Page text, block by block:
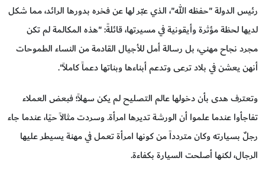
رئيس الدولة "حفظه الله"، الذي عبّر لها عن فخره بدورها الرائد، مما شكل
لديها لحظة مؤثرة وأيقونية في مسيرتها، قائلةً: "هذه المكالمة لم تكن
مجرد نجاح مهني، بل رسالة أمل للأجيال القادمة من النساء الطموحات
أنهن يعشن في بلاد ترعى وتدعم أبناءها وبناتها دعماً كاملاً".
وتعترف هدى بأن دخولها عالم التصليح لم يكن سهلاً؛ فبعض العملاء
تفاجأوا عندما علموا أن الورشة تديرها امرأة. وسردت مثالاً حيًا، عندما جاء
رجلٌ بسيارته وكان متردداً من كونها امرأة تعمل في مهنة يسيطر عليها
الرجال، لكنها أصلحت السيارة بكفاءة.